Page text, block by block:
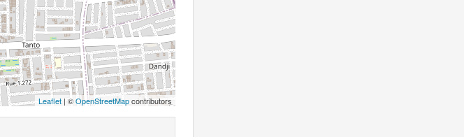
Leaflet | ©OpenStreetMapcontributors